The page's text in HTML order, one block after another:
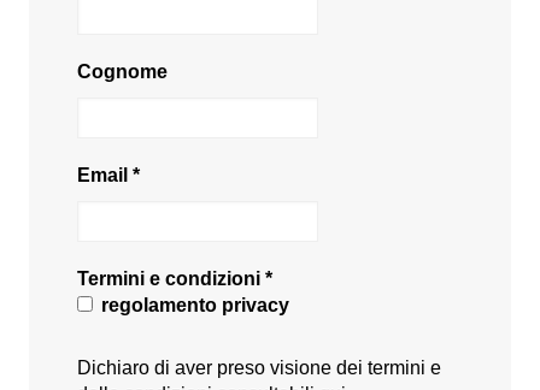
Cognome
Email *
Termini e condizioni *
regolamento privacy
Dichiaro di aver preso visione dei termini e